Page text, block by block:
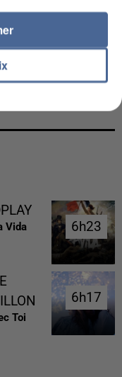
Vida 6h23
6h23
Toi
6h17
6h17